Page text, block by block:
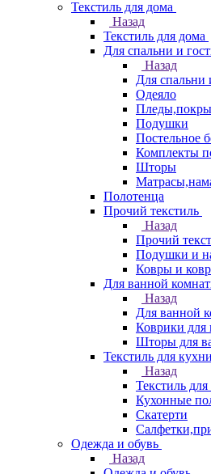
Текстиль для дома
Назад
Текстиль для дома
Для спальни и
Назад
Для спальни
Одеяло
Подушки
Постельное
Комплекты
Шторы
Полотенца
Прочий текстиль
Назад
Прочий
Подушки и
Ковры и
Для ванной
Назад
Для ванной
Коврики для
Шторы для
Текстиль для кухни
Назад
Текстиль
Кухонные
Скатерти
Одежда и обувь
Назад